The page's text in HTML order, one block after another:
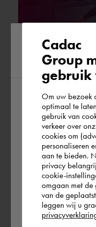
Hysopt BIM
Brug | Breng
samen
6. November 2023
Please
region
According to us
the world.
you wish to shop.
Schweiz
Rest of the
Cadac
Group
gebruik
Om uw bezoek
optimaal te
gebruik van
verkeer over
cookies om
personaliseren
aan te bieden.
privacy
cookie-
omgaan met de
van de
leggen wij u